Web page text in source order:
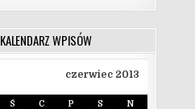
KALENDARZ WPISÓW
czerwiec 2013
Ś C P S N